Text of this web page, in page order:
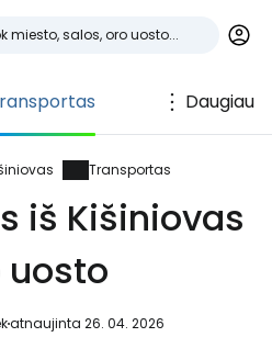
Daugiau
Transportas
iš Kišiniovas
uosto
atnaujinta 26. 04. 2026
prie
bendruomenė